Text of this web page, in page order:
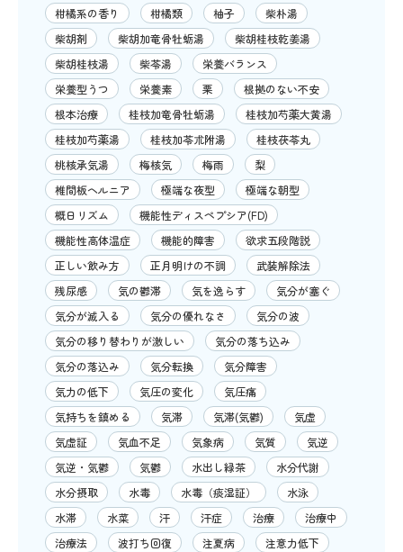
柑橘系の香り
柑橘類 柚子
柴朴湯
柴胡剤
柴胡加竜骨牡蛎湯
柴胡桂枝乾姜湯
柴胡桂枝湯
柴苓湯
栄養バランス
栄養型うつ
栄養素 栗
根拠のない不安
根本治療
桂枝加竜骨牡蛎湯
桂枝加芍薬大黄湯
桂枝加芍薬湯
桂枝加苓朮附湯
桂枝茯苓丸
桃核承気湯
梅核気 梅雨
梨
椎間板ヘルニア
極端な夜型
極端な朝型
概日リズム
機能性ディスペプシア(FD)
機能性高体温症
機能的障害
欲求五段階説
正しい飲み方
正月明けの不調
武装解除法
残尿感
気の鬱滞 気を逸らす
気分が塞ぐ
気分が滅入る
気分の優れなさ
気分の波
気分の移り替わりが激しい
気分の落ち込み
気分の落込み
気分転換
気分障害
気力の低下
気圧の変化
気圧痛
気持ちを鎮める
気滞 気滞(気鬱)
気虚
気虚証
気血不足 気象病 気質
気逆
気逆・気鬱
気鬱 水出し緑茶
水分代謝
水分摂取
水毒 水毒（痰湿証）
水泳
水滞
水菜 汗 汗症 治療
治療中
治療法
波打ち回復 注夏病
注意力低下